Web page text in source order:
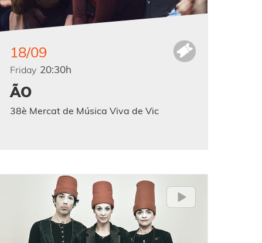
18/09
Friday 20:30h
ÃO
38è Mercat de Música Viva de Vic